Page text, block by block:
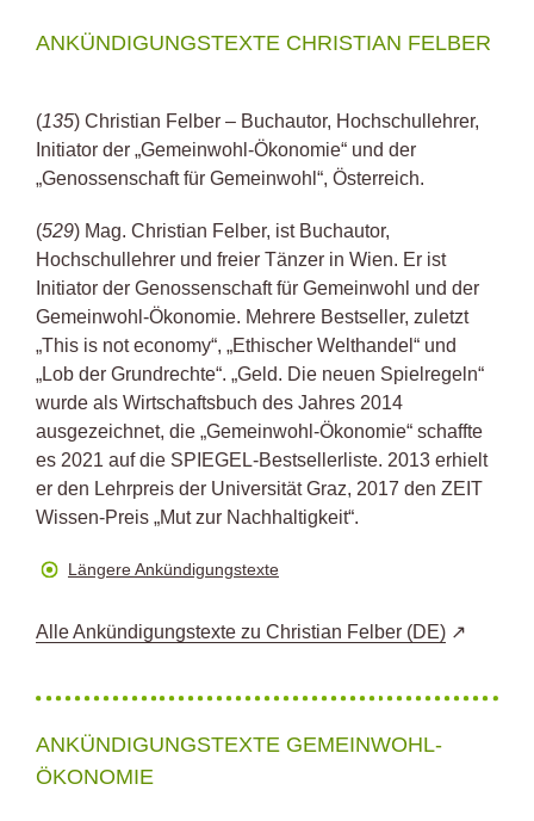
ANKÜNDIGUNGSTEXTE CHRISTIAN FELBER
(135) Christian Felber – Buchautor, Hochschullehrer,
Initiator der „Gemeinwohl-Ökonomie“ und der
„Genossenschaft für Gemeinwohl“, Österreich.
(529) Mag. Christian Felber, ist Buchautor,
Hochschullehrer und freier Tänzer in Wien. Er ist
Initiator der Genossenschaft für Gemeinwohl und der
Gemeinwohl-Ökonomie. Mehrere Bestseller, zuletzt
„This is not economy“, „Ethischer Welthandel“ und
„Lob der Grundrechte“. „Geld. Die neuen Spielregeln“
wurde als Wirtschaftsbuch des Jahres 2014
ausgezeichnet, die „Gemeinwohl-Ökonomie“ schaffte
es 2021 auf die SPIEGEL-Bestsellerliste. 2013 erhielt
er den Lehrpreis der Universität Graz, 2017 den ZEIT
Wissen-Preis „Mut zur Nachhaltigkeit“.
Längere Ankündigungstexte
Alle Ankündigungstexte zu Christian Felber (DE)
ANKÜNDIGUNGSTEXTE GEMEINWOHL-
ÖKONOMIE